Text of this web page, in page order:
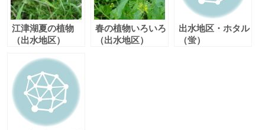
江津湖夏の植物
（出水地区）
春の植物いろいろ
（出水地区）
出水地区・ホタル
（蛍）